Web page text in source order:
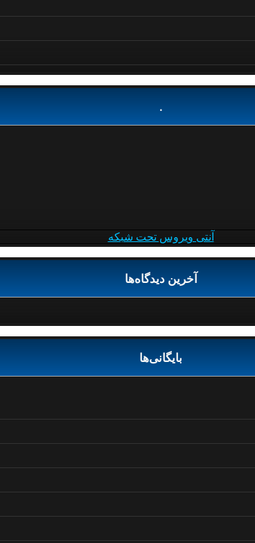
.
آنتی ویروس تحت شبکه
آخرین دیدگاه‌ها
بایگانی‌ها